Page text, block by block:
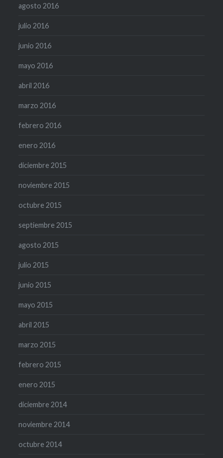
agosto 2016
julio 2016
junio 2016
mayo 2016
abril 2016
marzo 2016
febrero 2016
enero 2016
diciembre 2015
noviembre 2015
octubre 2015
septiembre 2015
agosto 2015
julio 2015
junio 2015
mayo 2015
abril 2015
marzo 2015
febrero 2015
enero 2015
diciembre 2014
noviembre 2014
octubre 2014